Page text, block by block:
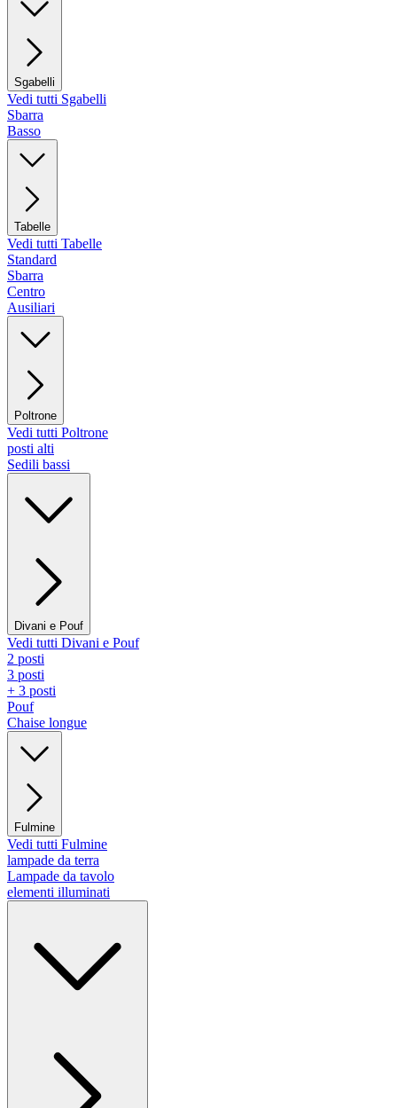
Sgabelli
Vedi tutti Sgabelli
Sbarra
Basso
Tabelle
Vedi tutti Tabelle
Standard
Sbarra
Centro
Ausiliari
Poltrone
Vedi tutti Poltrone
posti alti
Sedili bassi
Divani e Pouf
Vedi tutti Divani e Pouf
2 posti
3 posti
+ 3 posti
Pouf
Chaise longue
Fulmine
Vedi tutti Fulmine
lampade da terra
Lampade da tavolo
elementi illuminati